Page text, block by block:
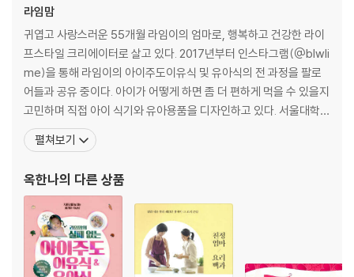
요요를 방지하는 1:1:2 균형 레시피
Q&A로 찾은 실용의 해법
라임맘
귀엽고 사랑스러운 55개월 라임이의 엄마로, 행복하고 건강한 라이
프스타일 크리에이터로 살고 있다. 2017년부터 인스타그램(@blwli
me)을 통해 라임이의 아이주도이유식 및 유아식의 전 과정을 팔로
어들과 공유 중이다. 아이가 어떻게 하면 좀 더 편하게 먹을 수 있을지
고민하며 직접 아이 식기와 유아용품을 디자인하고 있다. 서울대학교
미술대학 조소과를 수석 졸업하고, 유명 요리 블로거인 어머니(네이
버 ‘요리천사의 행복밥상’)의 추천으로 ALMA(이탈리안 요리 교육기
수료했다. 결
펼쳐보기
옥한나의 다른 상품